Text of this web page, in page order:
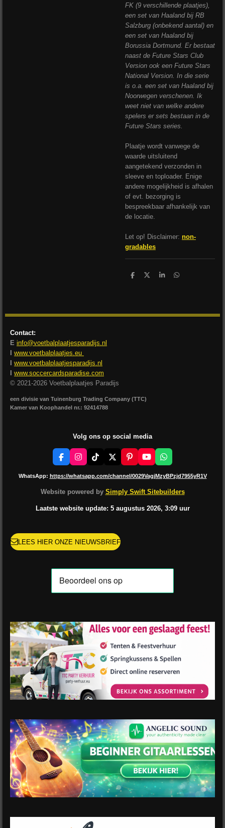
FK (9 verschillende plaatjes),
een set van Haaland bij RB
Salzburg (onbekend aantal) en
een set van Haaland bij
Borussia Dortmund. Er bestaat
naast de Future Stars Club
Version ook een Future Stars
National Version. In die serie
is o.a. een set van Haaland bij
Noorwegen verschenen. Ik
weet niet van welke andere
spelers er sets bestaan in de
Future Stars series.
Plaatje wordt vanwege de
waarde uitsluitend
aangetekend verzonden in
sleeve en toploader. Enige
andere mogelijkheid is afhalen
of evt. bezorging is
bespreekbaar afhankelijk van
de locatie.
Let op! Disclaimer: non-
gradables
D
D
S
D
Contact:
E info@voetbalplaatjesparadijs.nl
www.voetbalplaatjes.eu
www.voetbalplaatjesparadijs.nl
www.soccercardsparadise.com
© 2021-2026 Voetbalplaatjes Paradijs
een divisie van Tuinenburg Trading Company (TTC)
Kamer van Koophandel nr.: 92414788
Volg ons op social media
F
a
c
b
k
I
n
s
a
r
a
T
k
o
X
P
i
n
e
r
s
Y
o
u
u
b
e
W
h
a
s
A
p
p
WhatsApp: https://whatsapp.com/channel/0029VagjMzyBPzjd7955yR1V
Website powered by Simply Swift Sitebuilders
Laatste website update: 5 augustus 2026, 3:09 uur
LEES HIER ONZE NIEUWSBRIEF